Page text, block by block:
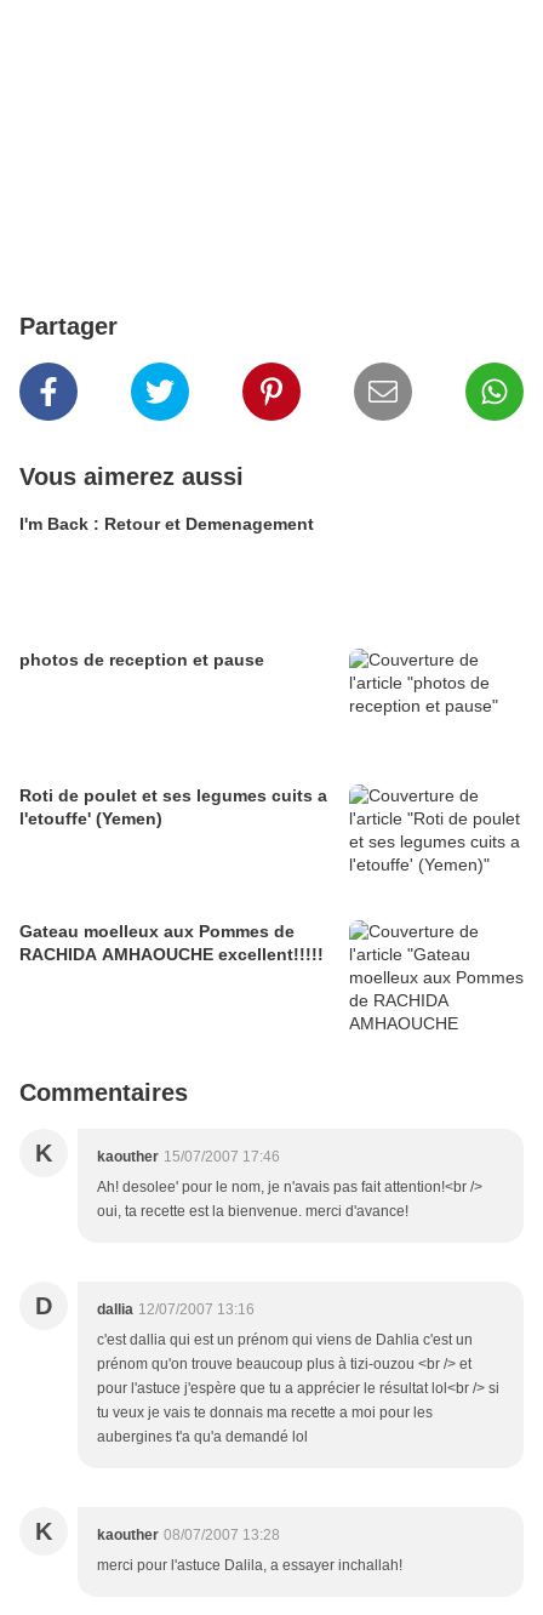
Partager
Vous aimerez aussi
I'm Back : Retour et Demenagement
photos de reception et pause
Roti de poulet et ses legumes cuits a
l'etouffe' (Yemen)
Gateau moelleux aux Pommes de
RACHIDA AMHAOUCHE excellent!!!!!
Commentaires
K kaouther 15/07/2007 17:46
Ah! desolee' pour le nom, je n'avais pas fait attention!<br />
oui, ta recette est la bienvenue. merci d'avance!
D dallia 12/07/2007 13:16
c'est dallia qui est un prénom qui viens de Dahlia c'est un
prénom qu'on trouve beaucoup plus à tizi-ouzou <br /> et
pour l'astuce j'espère que tu a apprécier le résultat lol<br /> si
tu veux je vais te donnais ma recette a moi pour les
aubergines t'a qu'a demandé lol
K kaouther 08/07/2007 13:28
merci pour l'astuce Dalila, a essayer inchallah!